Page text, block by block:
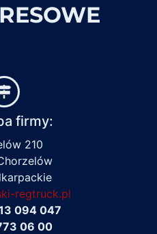
firmy:
210
regtruck.pl
094 047
06 00